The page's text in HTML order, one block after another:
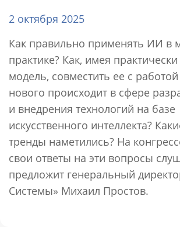
2 октября 2025
Как правильно применять ИИ в
практике? Как, имея
модель, совместить ее с
нового происходит в сфере
и внедрения технологий на базе
искусственного интеллекта?
тренды наметились? На
свои ответы на эти вопросы
предложит генеральный
Системы» Михаил Простов.